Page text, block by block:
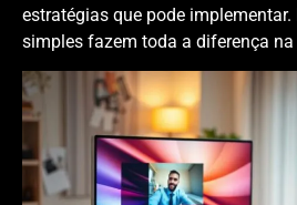
estratégias que pode
simples fazem toda a diferença